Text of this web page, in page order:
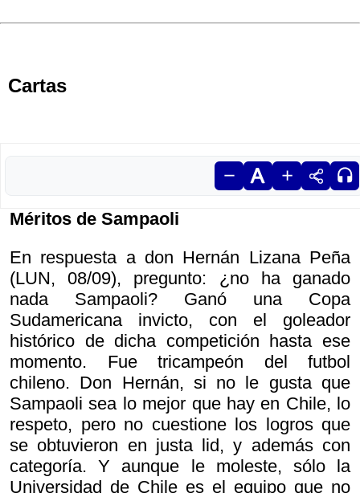
Cartas
Méritos de Sampaoli
En respuesta a don Hernán Lizana Peña
(LUN, 08/09), pregunto: ¿no ha ganado
nada Sampaoli? Ganó una Copa
Sudamericana invicto, con el goleador
histórico de dicha competición hasta ese
momento. Fue tricampeón del futbol
chileno. Don Hernán, si no le gusta que
Sampaoli sea lo mejor que hay en Chile, lo
respeto, pero no cuestione los logros que
se obtuvieron en justa lid, y además con
categoría. Y aunque le moleste, sólo la
Universidad de Chile es el equipo que no